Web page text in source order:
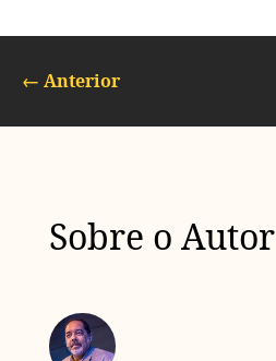
← Anterior
Sobre o Autor